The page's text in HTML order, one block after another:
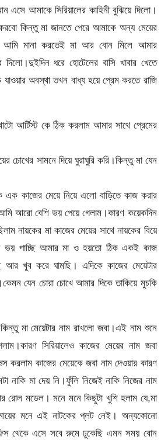
এসে আমাকে সিরিয়ালের কাহিনী বুঝিয়ে দিলো।
কিন্তু মা জানতে পেরে আমাকে অন্য মেয়ের
আমি মানা করতেই মা আর বোন মিলে আমার
দিলো।দুইদিন ধরে হোটেলের বাসি খাবার খেতে
অবস্থা তখন বাধ্য হয়ে প্রেম করতে রাজি
আর্টিস্ট কে ঠিক করলাম আমার সাথে প্রেমের
চোখের সামনে দিয়ে ঘুরাঘুরি করি।কিন্তু মা যেন
এক কাজের মেয়ে নিয়ে এলো বাড়িতে কাজ করার
আরো বেশি ভয় পেয়ে গেলাম।কারণ কয়েকদিন
নায়কের মা কাজের মেয়ের সাথে নায়কের বিয়ে
ভয় পাচ্ছি আমার মা ও হয়তো ঠিক একই কাজ
খুব করে ঘামছি। এদিকে কাজের মেয়েটার
যেন চোরা চোখে আমার দিকে তাকিয়ে মুচকি
মা মেয়েটার নাম রাখলো জবা।এই নাম শুনে
সিরিয়ালেও কাজের মেয়ের নাম জবা
করলাম কাজের মেয়েকে জবা নাম দেওয়ার কারণ
নাকি মা দেয় নি।ফুঁলি নিজেই নাকি নিজের নাম
রোল মডেল। মনে মনে কিছুটা খুশি হলাম যে,মা
মায়ের মনে এই নাটকের প্লট নেই। অন্যকোনো
থেকে এসে সবে রুমে ঢুকেছি এমন সময় বোন